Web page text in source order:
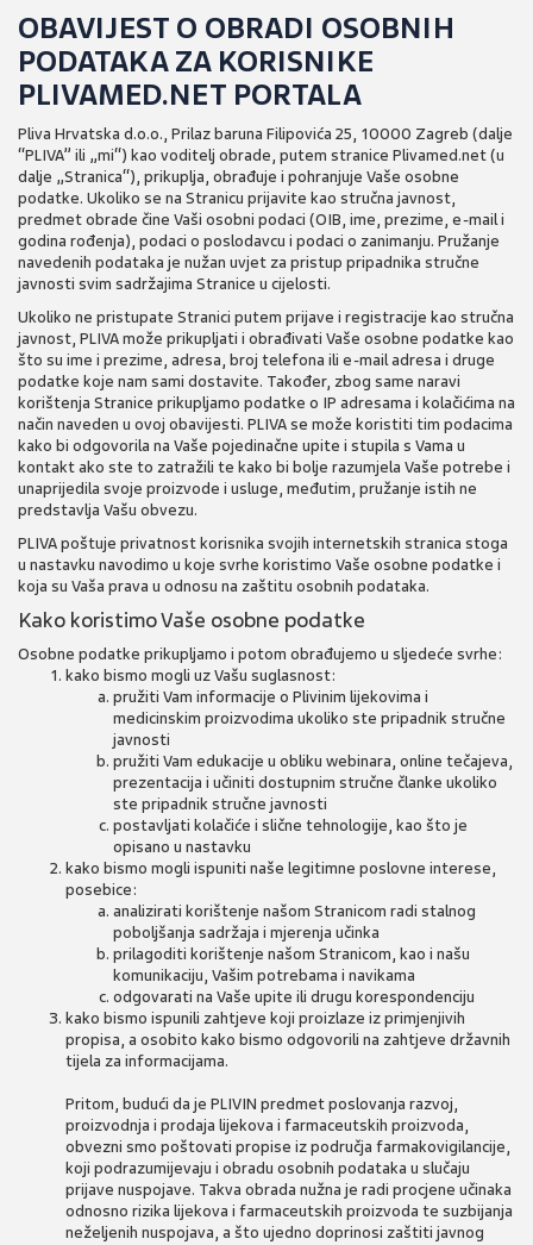
OBAVIJEST O OBRADI OSOBNIH
PODATAKA ZA KORISNIKE
PLIVAMED.NET PORTALA
Pliva Hrvatska d.o.o., Prilaz baruna Filipovića 25, 10000 Zagreb (dalje
“PLIVA” ili „mi“) kao voditelj obrade, putem stranice Plivamed.net (u
dalje „Stranica“), prikuplja, obrađuje i pohranjuje Vaše osobne
podatke. Ukoliko se na Stranicu prijavite kao stručna javnost,
predmet obrade čine Vaši osobni podaci (OIB, ime, prezime, e-mail i
godina rođenja), podaci o poslodavcu i podaci o zanimanju. Pružanje
navedenih podataka je nužan uvjet za pristup pripadnika stručne
javnosti svim sadržajima Stranice u cijelosti.
Ukoliko ne pristupate Stranici putem prijave i registracije kao stručna
javnost, PLIVA može prikupljati i obrađivati Vaše osobne podatke kao
što su ime i prezime, adresa, broj telefona ili e-mail adresa i druge
podatke koje nam sami dostavite. Također, zbog same naravi
korištenja Stranice prikupljamo podatke o IP adresama i kolačićima na
način naveden u ovoj obavijesti. PLIVA se može koristiti tim podacima
kako bi odgovorila na Vaše pojedinačne upite i stupila s Vama u
kontakt ako ste to zatražili te kako bi bolje razumjela Vaše potrebe i
unaprijedila svoje proizvode i usluge, međutim, pružanje istih ne
predstavlja Vašu obvezu.
PLIVA poštuje privatnost korisnika svojih internetskih stranica stoga
u nastavku navodimo u koje svrhe koristimo Vaše osobne podatke i
koja su Vaša prava u odnosu na zaštitu osobnih podataka.
Kako koristimo Vaše osobne podatke
Osobne podatke prikupljamo i potom obrađujemo u sljedeće svrhe:
kako bismo mogli uz Vašu suglasnost:
pružiti Vam informacije o Plivinim lijekovima i
medicinskim proizvodima ukoliko ste pripadnik stručne
javnosti
pružiti Vam edukacije u obliku webinara, online tečajeva,
prezentacija i učiniti dostupnim stručne članke ukoliko
ste pripadnik stručne javnosti
postavljati kolačiće i slične tehnologije, kao što je
opisano u nastavku
kako bismo mogli ispuniti naše legitimne poslovne interese,
posebice:
analizirati korištenje našom Stranicom radi stalnog
poboljšanja sadržaja i mjerenja učinka
prilagoditi korištenje našom Stranicom, kao i našu
komunikaciju, Vašim potrebama i navikama
odgovarati na Vaše upite ili drugu korespondenciju
kako bismo ispunili zahtjeve koji proizlaze iz primjenjivih
propisa, a osobito kako bismo odgovorili na zahtjeve državnih
tijela za informacijama.
Pritom, budući da je PLIVIN predmet poslovanja razvoj,
proizvodnja i prodaja lijekova i farmaceutskih proizvoda,
obvezni smo poštovati propise iz područja farmakovigilancije,
koji podrazumijevaju i obradu osobnih podataka u slučaju
prijave nuspojave. Takva obrada nužna je radi procjene učinaka
odnosno rizika lijekova i farmaceutskih proizvoda te suzbijanja
neželjenih nuspojava, a što ujedno doprinosi zaštiti javnog